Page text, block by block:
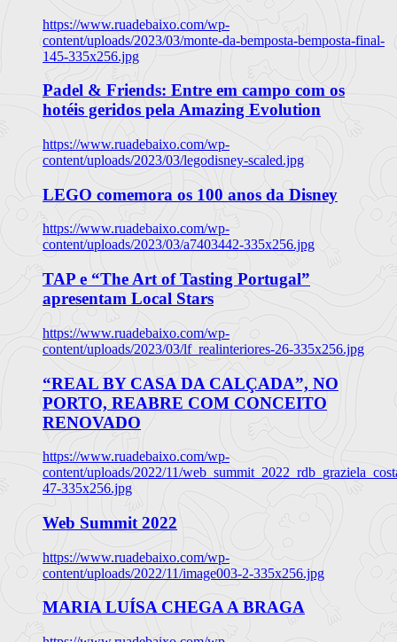
https://www.ruadebaixo.com/wp-
content/uploads/2023/03/monte-da-bemposta-bemposta-final-
145-335x256.jpg
Padel & Friends: Entre em campo com os
hotéis geridos pela Amazing Evolution
https://www.ruadebaixo.com/wp-
content/uploads/2023/03/legodisney-scaled.jpg
LEGO comemora os 100 anos da Disney
https://www.ruadebaixo.com/wp-
content/uploads/2023/03/a7403442-335x256.jpg
TAP e “The Art of Tasting Portugal”
apresentam Local Stars
https://www.ruadebaixo.com/wp-
content/uploads/2023/03/lf_realinteriores-26-335x256.jpg
“REAL BY CASA DA CALÇADA”, NO
PORTO, REABRE COM CONCEITO
RENOVADO
https://www.ruadebaixo.com/wp-
content/uploads/2022/11/
47-335x256.jpg
Web Summit 2022
https://www.ruadebaixo.com/wp-
content/uploads/2022/11/image003-2-335x256.jpg
MARIA LUÍSA CHEGA A BRAGA